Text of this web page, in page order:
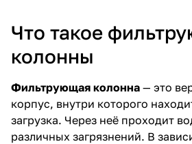
Что такое
колонны
Фильтрующая колонна — это
корпус, внутри которого
загрузка. Через неё проходит
различных загрязнений. В